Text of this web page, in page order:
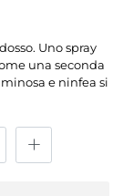
Uno spray
una seconda
e ninfea si